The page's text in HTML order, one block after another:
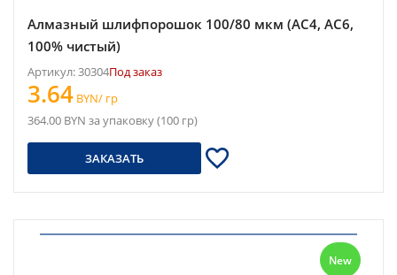
Алмазный шлифпорошок 100/80 мкм (АС4, АС6,
100% чистый)
Артикул: 30304Под заказ
3.64 BYN/ гр
364.00 BYN за упаковку (100 гр)
ЗАКАЗАТЬ
New